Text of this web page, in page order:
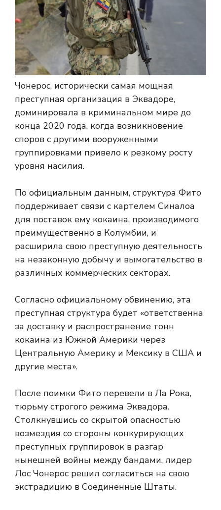
Чонерос, исторически самая мощная
преступная организация в Эквадоре,
доминировала в криминальном мире до
конца 2020 года, когда возникновение
споров с другими вооруженными
группировками привело к резкому росту
уровня насилия.
По официальным данным, структура Фито
поддерживает связи с картелем Синалоа
для поставок ему кокаина, производимого
преимущественно в Колумбии, и
расширила свою преступную деятельность
на незаконную добычу и вымогательство в
различных коммерческих секторах.
Согласно официальному обвинению, эта
преступная структура будет «ответственна
за доставку и распространение тонн
кокаина из Южной Америки через
Центральную Америку и Мексику в США и
другие места».
После поимки Фито перевели в Ла Рока,
тюрьму строгого режима Эквадора.
Столкнувшись со скрытой опасностью
возмездия со стороны конкурирующих
преступных группировок в разгар
нынешней войны между бандами, лидер
Лос Чонерос решил согласиться на свою
экстрадицию в Соединенные Штаты.